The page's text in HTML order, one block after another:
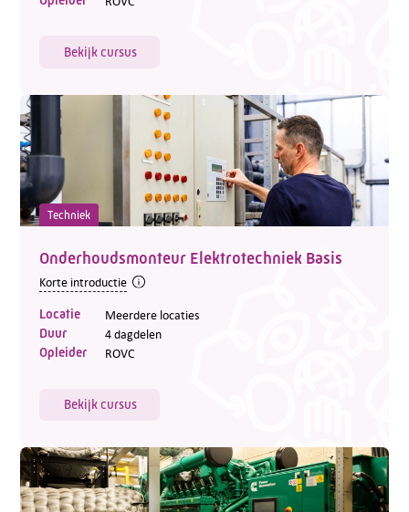
Bekijk cursus
Techniek
Onderhoudsmonteur Elektrotechniek Basis
Korte introductie
Locatie Meerdere locaties
Duur 4 dagdelen
Opleider ROVC
Bekijk cursus